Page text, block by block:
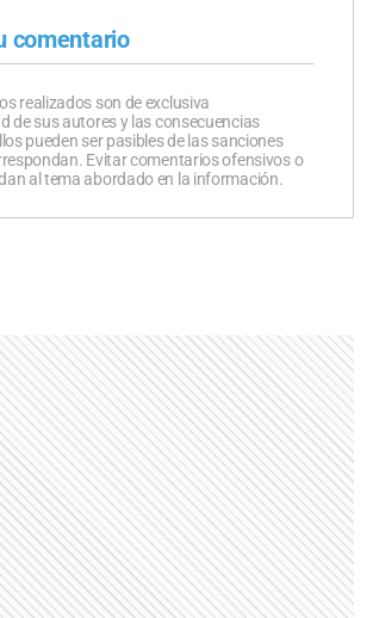
comentario
realizados son de exclusiva
de sus autores y las consecuencias
pueden ser pasibles de las sanciones
Evitar comentarios ofensivos o
al tema abordado en la información.